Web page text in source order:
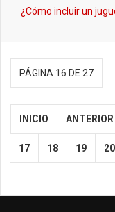
¿Cómo incluir un
PÁGINA 16 DE 27
INICIO ANTERIOR
17 18 19 20